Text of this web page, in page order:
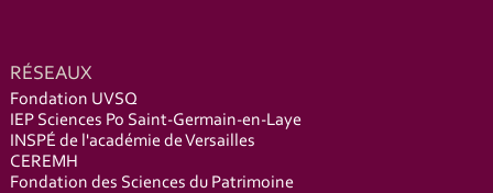
RÉSEAUX
Fondation UVSQ
IEP Sciences Po Saint-Germain-en-Laye
INSPÉ de l'académie de Versailles
CEREMH
Fondation des Sciences du Patrimoine